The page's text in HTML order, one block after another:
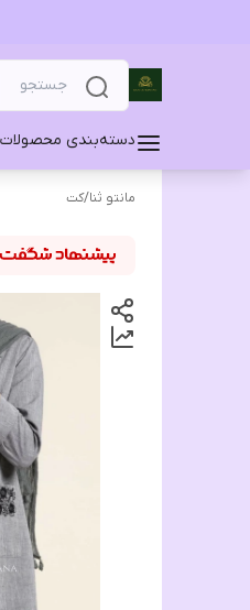
دسته‌بندی محصولات
مانتو ثنا/کت